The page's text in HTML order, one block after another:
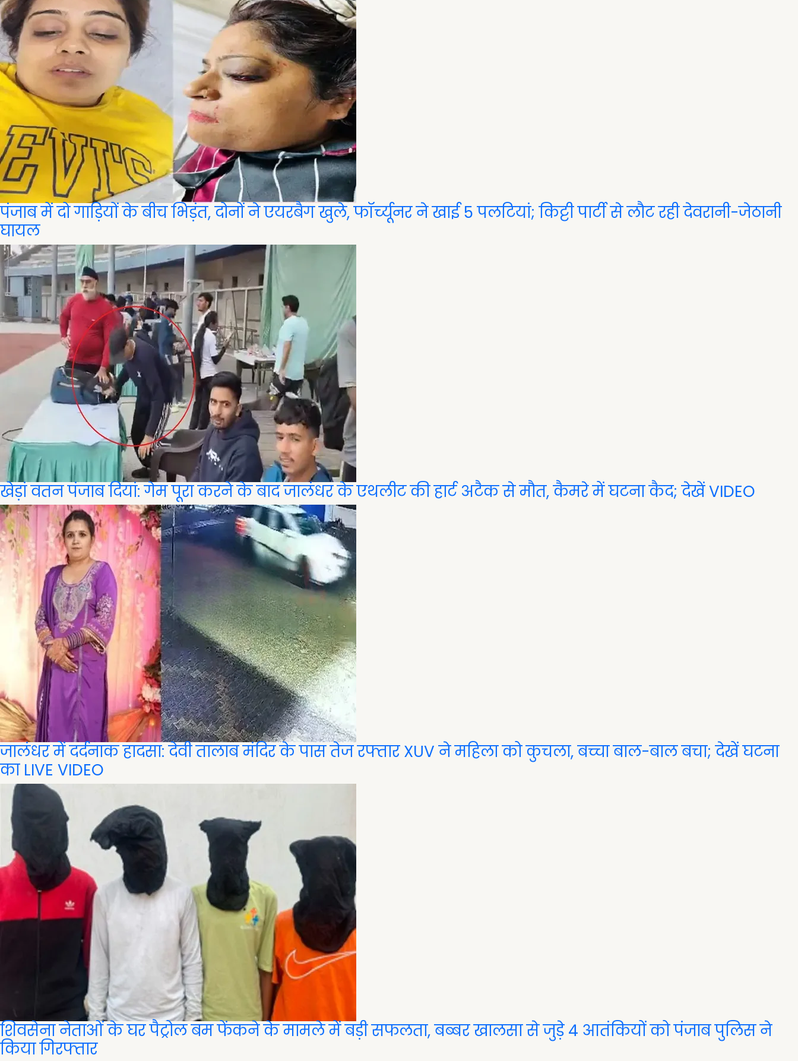
पंजाब में दो गाड़ियों के बीच भिड़ंत, दोनों ने एयरबैग खुले, फॉर्च्यूनर ने खाई 5 पलटियां; किट्टी पार्टी से लौट रही देवरानी-जेठानी
घायल
खेड़ां वतन पंजाब दियां: गेम पूरा करने के बाद जालंधर के एथलीट की हार्ट अटैक से मौत, कैमरे में घटना कैद; देखें VIDEO
जालंधर में दर्दनाक हादसा: देवी तालाब मंदिर के पास तेज रफ्तार XUV ने महिला को कुचला, बच्चा बाल-बाल बचा; देखें घटना
का LIVE VIDEO
शिवसेना नेताओं के घर पैट्रोल बम फेंकने के मामले में बड़ी सफलता, बब्बर खालसा से जुड़े 4 आतंकियों को पंजाब पुलिस ने
किया गिरफ्तार